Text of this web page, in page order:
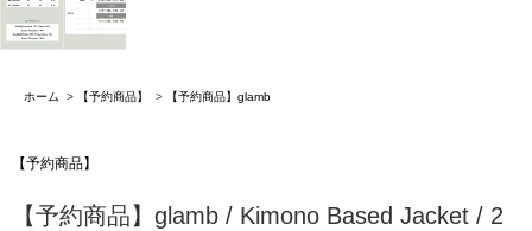
ホーム > 【予約商品】 > 【予約商品】glamb
【予約商品】
【予約商品】glamb / Kimono Based Jacket / 2